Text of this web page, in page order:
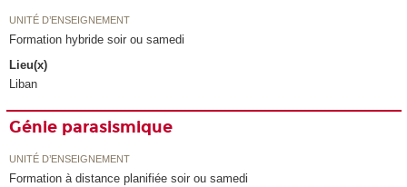
UNITÉ D’ENSEIGNEMENT
Formation hybride soir ou samedi
Lieu(x)
Liban
Génie parasismique
UNITÉ D’ENSEIGNEMENT
Formation à distance planifiée soir ou samedi